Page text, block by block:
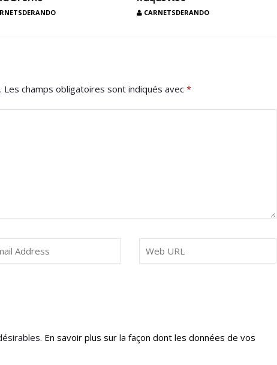
CARNETSDERANDO
Les champs obligatoires sont indiqués avec *
En savoir plus sur la façon dont les données de vos